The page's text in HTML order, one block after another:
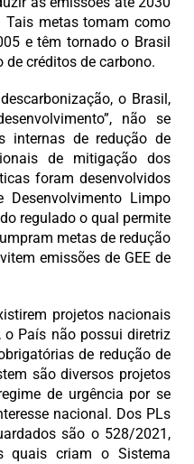
Tais metas tomam como
e têm tornado o Brasil
de créditos de carbono.
o Brasil,
não se
internas de redução de
de mitigação dos
foram desenvolvidos
Limpo
regulado o qual permite
metas de redução
emissões de GEE de
projetos nacionais
o País não possui diretriz
de redução de
são diversos projetos
de urgência por se
nacional. Dos PLs
são o 528/2021,
quais criam o Sistema